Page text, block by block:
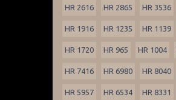
HR 2616 HR 2865 HR 3536
HR 1916 HR 1235 HR 1139
HR 1720 HR 965 HR 1004
HR 7416 HR 6980 HR 8040
HR 5957 HR 6534 HR 8331